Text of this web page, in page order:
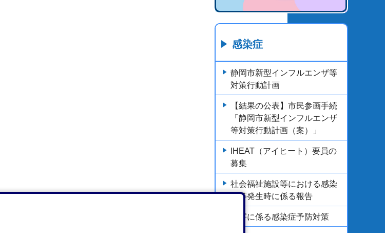
感染症
静岡市新型インフルエンザ等
対策行動計画
【結果の公表】市民参画手続
「静岡市新型インフルエンザ
等対策行動計画（案）」
IHEAT（アイヒート）要員の
募集
社会福祉施設等における感染
症等発生時に係る報告
災害に係る感染症予防対策